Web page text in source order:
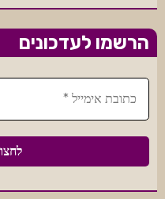
הרשמו לעדכונים